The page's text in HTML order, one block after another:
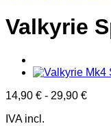
Valkyrie
14,90 € - 29,90 €
IVA incl.